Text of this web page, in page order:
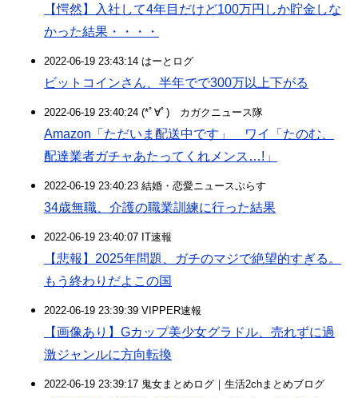
【愕然】入社して4年目だけど100万円しか貯金しな
かった結果・・・・
2022-06-19 23:43:14 はーとログ
ビットコインさん、半年でで300万以上下がる
2022-06-19 23:40:24 (*ﾟ∀ﾟ)ゞカガクニュース隊
Amazon「ただいま配送中です」 ワイ「たのむ、
配達業者ガチャあたってくれメンス…!」
2022-06-19 23:40:23 結婚・恋愛ニュースぷらす
34歳無職、介護の職業訓練に行った結果
2022-06-19 23:40:07 IT速報
【悲報】2025年問題、ガチのマジで絶望的すぎる。
もう終わりだよこの国
2022-06-19 23:39:39 VIPPER速報
【画像あり】Gカップ美少女グラドル、売れずに過
激ジャンルに方向転換
2022-06-19 23:39:17 鬼女まとめログ｜生活2chまとめブログ